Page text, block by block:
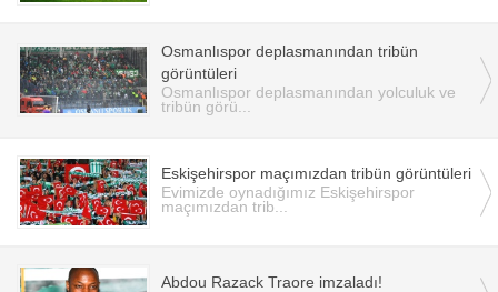
Osmanlıspor deplasmanından tribün
görüntüleri
Osmanlıspor deplasmanından yolculuk ve
tribün görü...
Eskişehirspor maçımızdan tribün görüntüleri
Evimizde oynadığımız Eskişehirspor
maçımızdan trib...
Abdou Razack Traore imzaladı!